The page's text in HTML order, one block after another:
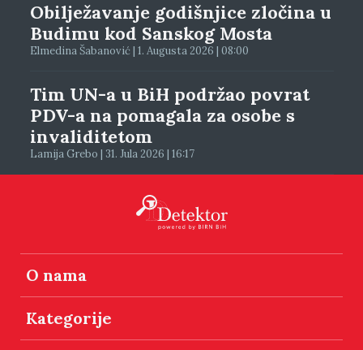
Obilježavanje godišnjice zločina u
Budimu kod Sanskog Mosta
Elmedina Šabanović | 1. Augusta 2026 | 08:00
Tim UN-a u BiH podržao povrat
PDV-a na pomagala za osobe s
invaliditetom
Lamija Grebo | 31. Jula 2026 | 16:17
O nama
Kategorije